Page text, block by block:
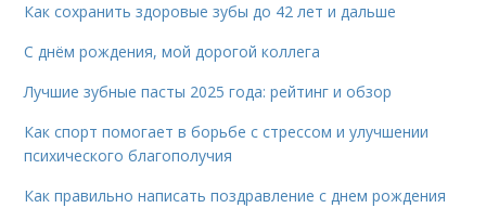
Как сохранить здоровые зубы до 42 лет и дальше
С днём рождения, мой дорогой коллега
Лучшие зубные пасты 2025 года: рейтинг и обзор
Как спорт помогает в борьбе с стрессом и улучшении
психического благополучия
Как правильно написать поздравление с днем рождения